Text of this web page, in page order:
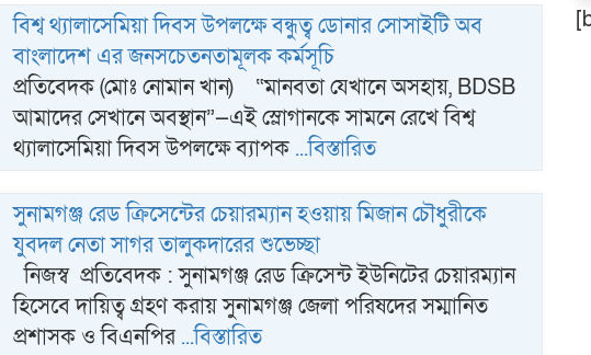
বিশ্ব থ্যালাসেমিয়া দিবস উপলক্ষে বন্ধুত্ব ডোনার সোসাইটি অব
বাংলাদেশ এর জনসচেতনতামূলক কর্মসূচি
প্রতিবেদক (মোঃ নোমান খান) “মানবতা যেখানে অসহায়, BDSB
আমাদের সেখানে অবস্থান”—এই স্লোগানকে সামনে রেখে বিশ্ব
থ্যালাসেমিয়া দিবস উপলক্ষে ব্যাপক...বিস্তারিত
সুনামগঞ্জ রেড ক্রিসেন্টের চেয়ারম্যান হওয়ায় মিজান চৌধুরীকে
যুবদল নেতা সাগর তালুকদারের শুভেচ্ছা
নিজস্ব প্রতিবেদক : সুনামগঞ্জ রেড ক্রিসেন্ট ইউনিটের চেয়ারম্যান
হিসেবে দায়িত্ব গ্রহণ করায় সুনামগঞ্জ জেলা পরিষদের সম্মানিত
প্রশাসক ও বিএনপির...বিস্তারিত